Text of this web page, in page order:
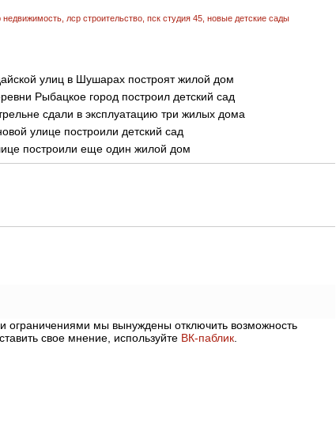
недвижимость лср строительство пск студия 45 новые детские сады
улиц в Шушарах построят жилой дом
Рыбацкое город построил детский сад
сдали в эксплуатацию три жилых дома
улице построили детский сад
построили еще один жилой дом
ограничениями мы вынуждены отключить возможность
свое мнение, используйте ВК-паблик